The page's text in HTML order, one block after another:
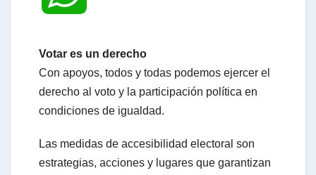
Votar es un derecho
Con apoyos, todos y todas podemos ejercer el
derecho al voto y la participación política en
condiciones de igualdad.
Las medidas de accesibilidad electoral son
estrategias, acciones y lugares que garantizan